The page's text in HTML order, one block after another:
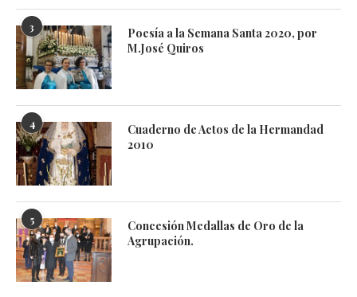
3
Poesía a la Semana Santa 2020, por
M.José Quiros
4
Cuaderno de Actos de la Hermandad
2010
5
Concesión Medallas de Oro de la
Agrupación.